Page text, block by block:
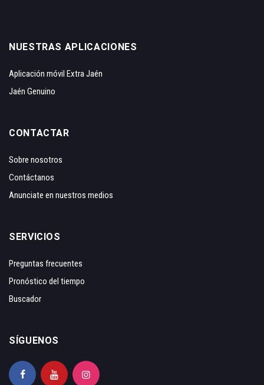
NUESTRAS APLICACIONES
Aplicación móvil Extra Jaén
Jaén Genuino
CONTACTAR
Sobre nosotros
Contáctanos
Anunciate en nuestros medios
SERVICIOS
Preguntas frecuentes
Pronóstico del tiempo
Buscador
SÍGUENOS